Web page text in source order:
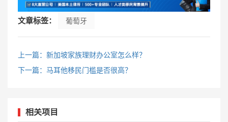
文章标签： 葡萄牙
上一篇：新加坡家族理财办公室怎么样？
下一篇：马耳他移民门槛是否很高？
相关项目